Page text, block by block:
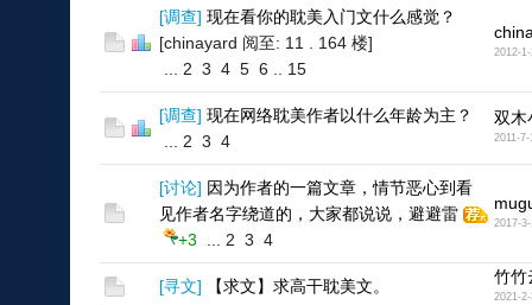
[调查] 现在看你的耽美入门文什么感觉？
[chinayard 阅至: 11 . 164 楼]
2 3 4 5 6 15
2012-
[调查] 现在网络耽美作者以什么年龄为主？
2 3 4
双木
2011-7-
[讨论] 因为作者的一篇文章，情节恶心到看
见作者名字绕道的，大家都说说，避避雷
+3
2 3 4
2017-
[寻文] 【求文】求高干耽美文。 竹竹
2021-2-